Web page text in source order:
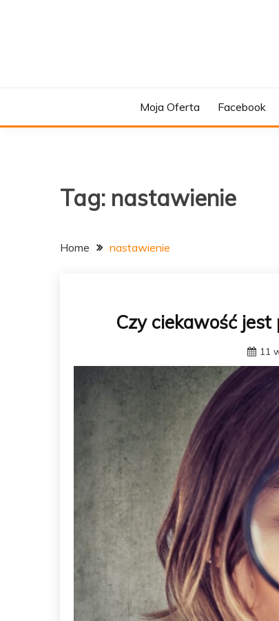
Moja Oferta Facebook
Tag: nastawienie
Home nastawienie
Czy ciekawość jest
11